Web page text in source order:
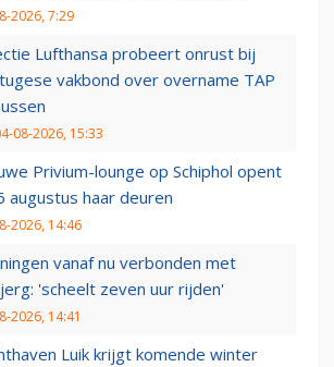
2026, 7:29
Lufthansa probeert onrust bij
vakbond over overname TAP
08-2026, 15:33
Privium-lounge op Schiphol opent
augustus haar deuren
2026, 14:46
vanaf nu verbonden met
'scheelt zeven uur rijden'
2026, 14:41
Luik krijgt komende winter